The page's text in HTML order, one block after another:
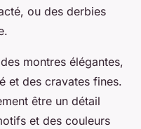
ou des derbies
montres élégantes,
et des cravates fines.
être un détail
et des couleurs